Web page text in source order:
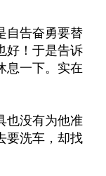
自告奋勇要替
好！于是告诉
息一下。实在
也没有为他准
要洗车，却找